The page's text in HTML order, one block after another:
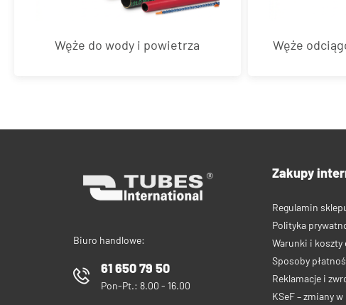
Węże do wody i powietrza Węże
Biuro handlowe:
61 650 79 50
Pon-Pt.: 8.00 - 16.00
Zakupy
Regulamin
Polityka
Warunki i koszty
Sposoby
Reklamacje i
KSeF – zmiany w